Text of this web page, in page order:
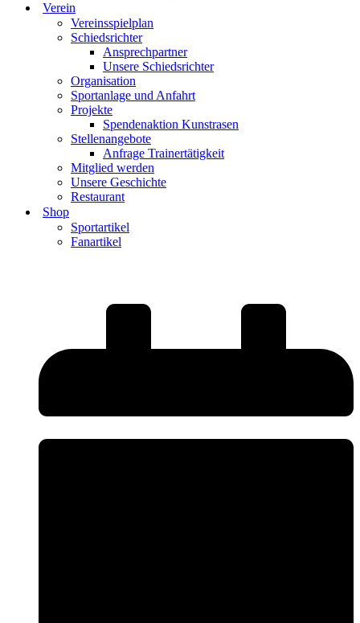
Verein
Vereinsspielplan
Schiedsrichter
Ansprechpartner
Unsere Schiedsrichter
Organisation
Sportanlage und Anfahrt
Projekte
Spendenaktion Kunstrasen
Stellenangebote
Anfrage Trainertätigkeit
Mitglied werden
Unsere Geschichte
Restaurant
Shop
Sportartikel
Fanartikel